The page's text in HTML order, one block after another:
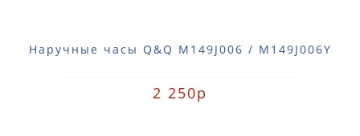
Наручные часы Q&Q M149J006 / M149J006Y
2 250р